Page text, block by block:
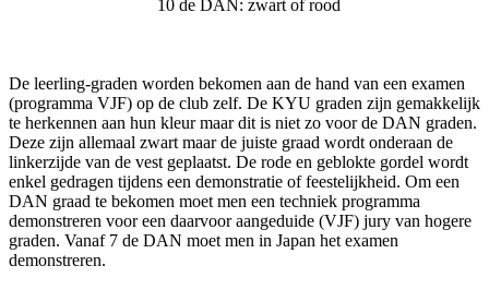
10 de DAN: zwart of rood
De leerling-graden worden bekomen aan de hand van een examen
(programma VJF) op de club zelf. De KYU graden zijn gemakkelijk
te herkennen aan hun kleur maar dit is niet zo voor de DAN graden.
Deze zijn allemaal zwart maar de juiste graad wordt onderaan de
linkerzijde van de vest geplaatst. De rode en geblokte gordel wordt
enkel gedragen tijdens een demonstratie of feestelijkheid. Om een
DAN graad te bekomen moet men een techniek programma
demonstreren voor een daarvoor aangeduide (VJF) jury van hogere
graden. Vanaf 7 de DAN moet men in Japan het examen
demonstreren.